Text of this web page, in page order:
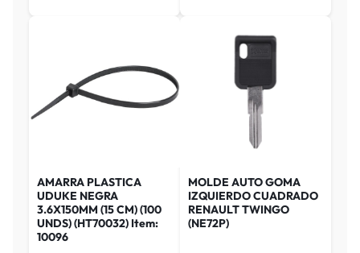
AMARRA PLASTICA
UDUKE NEGRA
3.6X150MM (15 CM) (100
UNDS) (HT70032) Item:
10096
MOLDE AUTO GOMA
IZQUIERDO CUADRADO
RENAULT TWINGO
(NE72P)